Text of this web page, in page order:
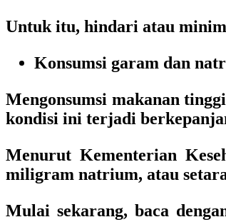
Untuk itu, hindari atau
Konsumsi garam dan
Mengonsumsi makanan
kondisi ini terjadi
Menurut Kementerian
miligram natrium, atau
Mulai sekarang, baca